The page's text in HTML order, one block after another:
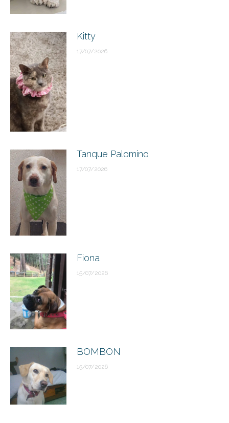
Kitty
17/07/2026
Tanque Palomino
17/07/2026
Fiona
15/07/2026
BOMBON
15/07/2026